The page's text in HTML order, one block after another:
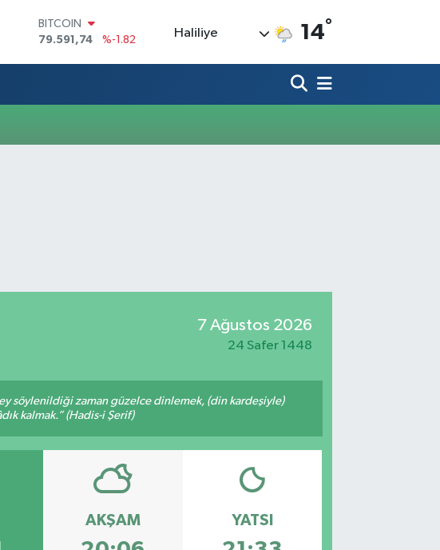
BITCOIN
79.591,74
%-1.82
53,38690
%0.19
Haliliye 14°
7 Ağustos 2026
24 Safer 1448
söylenildiği zaman güzelce dinlemek, (din kardeşiyle)
kalmak.” (Hadis-i Şerif)
AKŞAM YATSI